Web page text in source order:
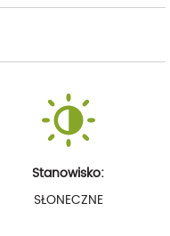
Stanowisko:
SŁONECZNE